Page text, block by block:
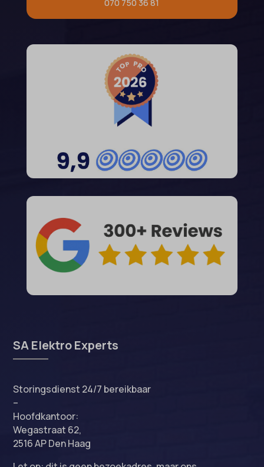
070 750 36 81
SA Elektro Experts
Storingsdienst 24/7 bereikbaar
–
Hoofdkantoor:
Wegastraat 62,
2516 AP Den Haag